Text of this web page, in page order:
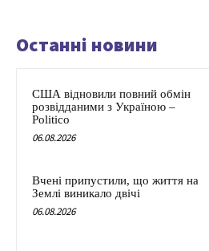
Останні новини
США відновили повний обмін
розвідданими з Україною –
Politico
06.08.2026
Вчені припустили, що життя на
Землі виникало двічі
06.08.2026